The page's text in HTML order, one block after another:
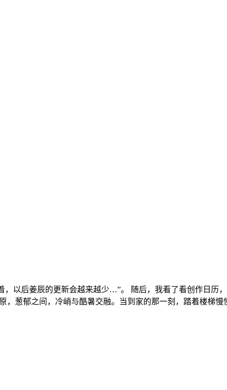
，以后姜辰的更新会越来越少…”。 随后，我看了看创作日历
葱郁之间，冷峭与酷暑交融。当到家的那一刻，踏着楼梯慢